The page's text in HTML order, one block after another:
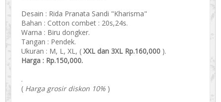
Desain : Rida Pranata Sandi "Kharisma"
Bahan : Cotton combet : 20s,24s.
Warna : Biru dongker.
Tangan : Pendek.
Ukuran : M, L, XL, (XXL dan 3XL Rp.160,000 ).
Harga : Rp.150,000.
.
( Harga grosir diskon 10% )